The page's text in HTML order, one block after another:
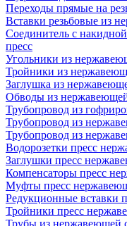
Переходы прямые на
Вставки резьбовые из
Соединитель с
пресс
Угольники из
Тройники из
Заглушка из
Обводы из
Трубопровод из
Трубопровод из
Трубопровод из
Водорозетки пресс
Заглушки пресс
Компенсаторы пресс
Муфты пресс
Редукционные вставки
Тройники пресс
Трубы из нержавеющей